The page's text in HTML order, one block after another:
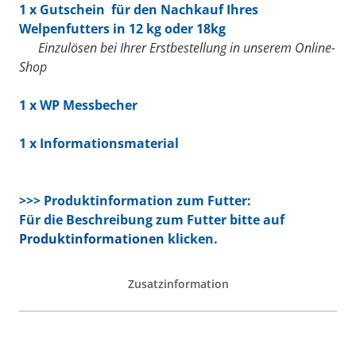
1 x Gutschein für den Nachkauf Ihres
Welpenfutters in 12 kg oder 18kg
Einzulösen bei Ihrer Erstbestellung in unserem Online-
Shop
1 xWP Messbecher
1 x Informationsmaterial
>>> Produktinformation zum Futter:
Für die Beschreibung zum Futter bitte auf
Produktinformationen klicken.
Zusatzinformation